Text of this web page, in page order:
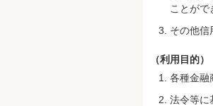
ことがで
その他信
（利用目的）
各種金融
法令等に